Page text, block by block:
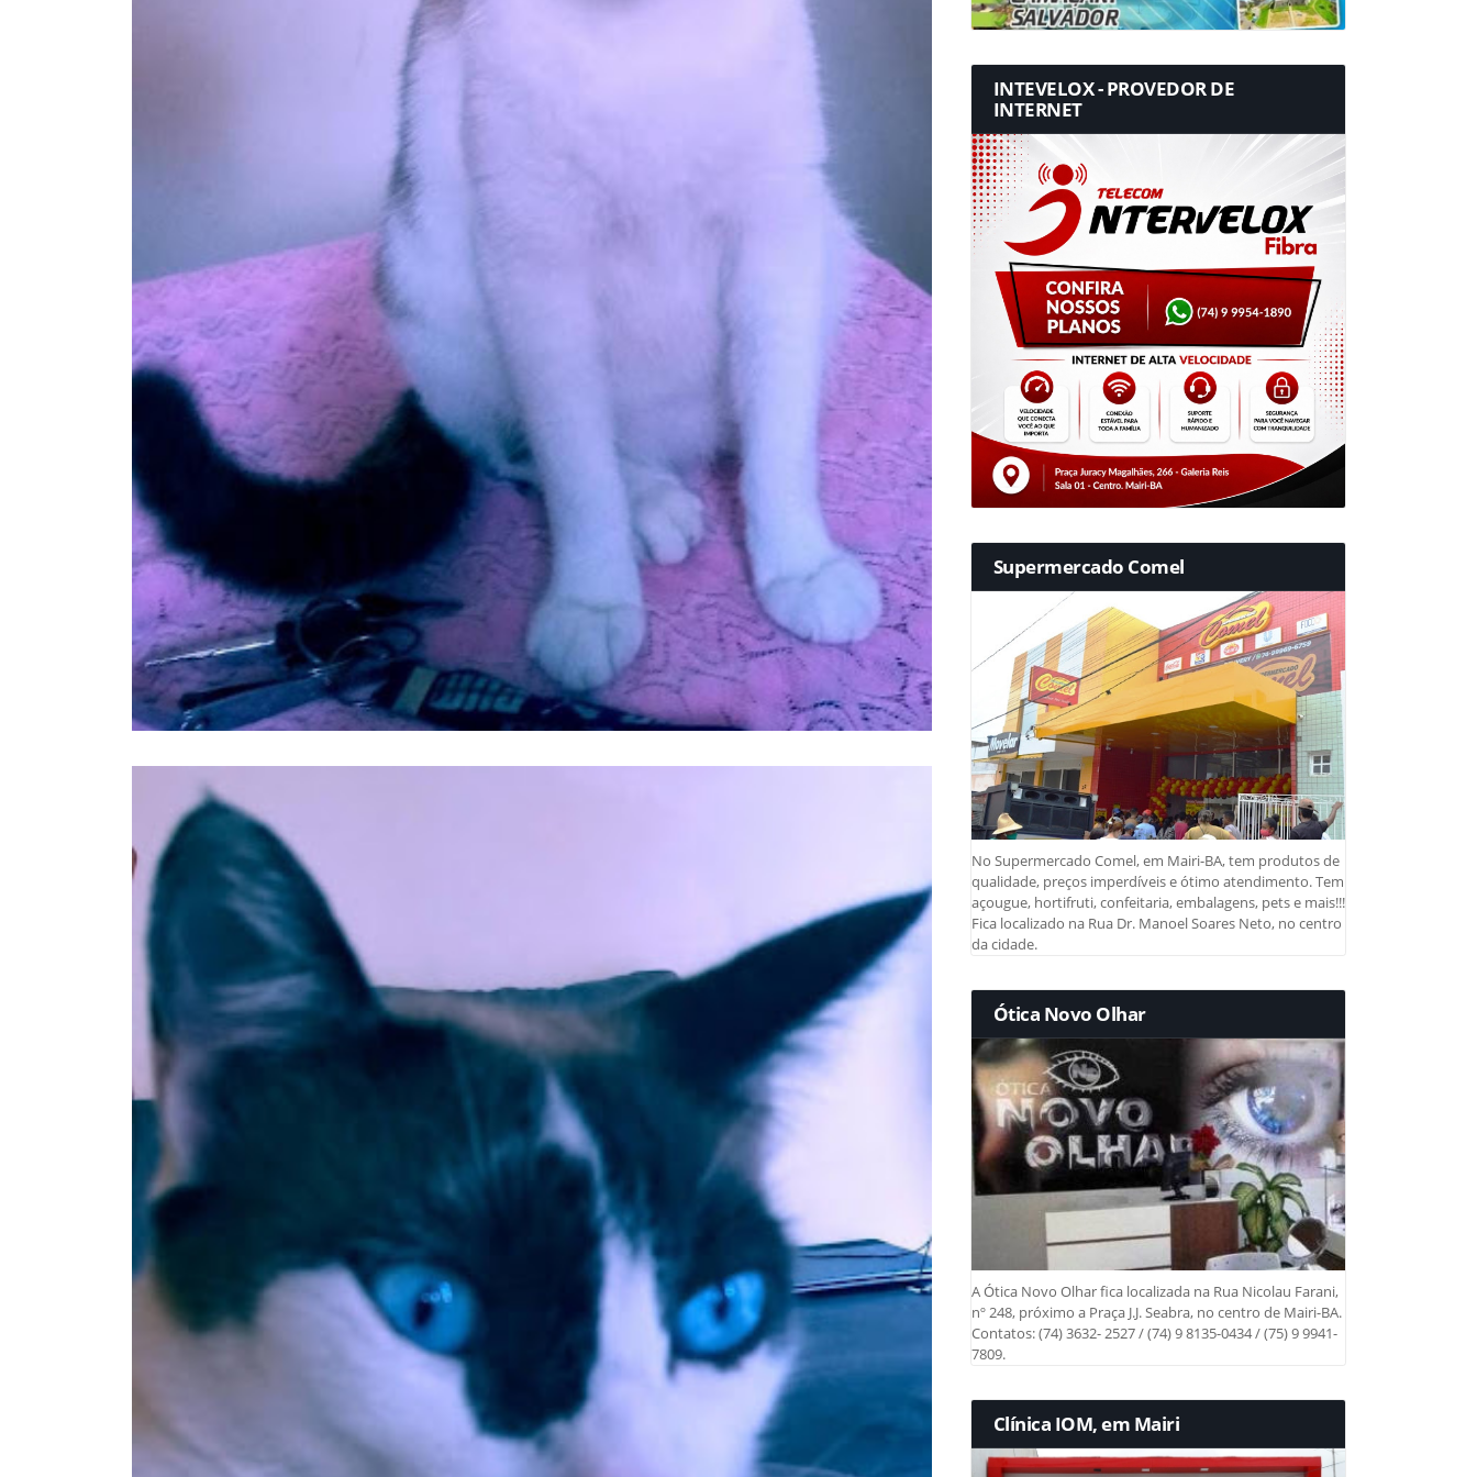
INTEVELOX - PROVEDOR DE
INTERNET
Supermercado Comel
No Supermercado Comel, em Mairi-BA, tem produtos de
qualidade, preços imperdíveis e ótimo atendimento. Tem
açougue, hortifruti, confeitaria, embalagens, pets e mais!!!
Fica localizado na Rua Dr. Manoel Soares Neto, no centro
da cidade.
Ótica Novo Olhar
A Ótica Novo Olhar fica localizada na Rua Nicolau Farani,
nº 248, próximo a Praça J.J. Seabra, no centro de Mairi-BA.
Contatos: (74) 3632- 2527 / (74) 9 8135-0434 / (75) 9 9941-
7809.
Clínica IOM, em Mairi